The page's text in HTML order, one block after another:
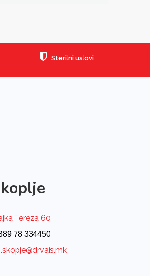
Sterilni uslovi
Tereza 60
78 334450